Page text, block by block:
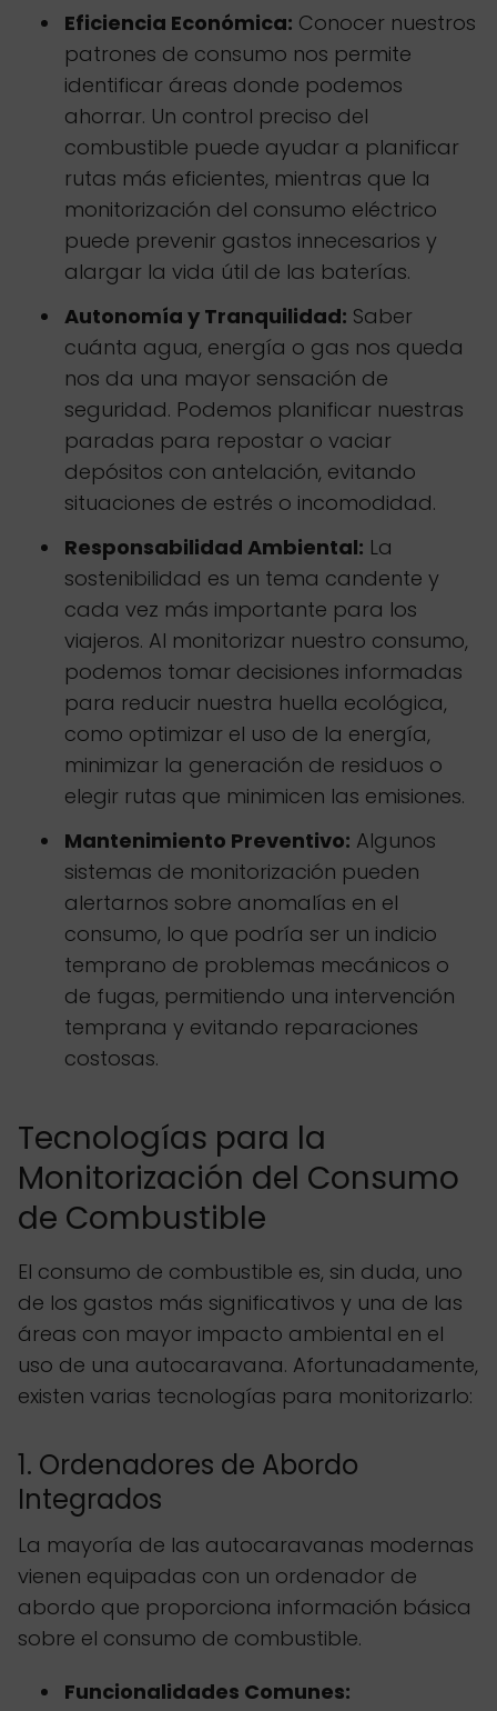
Eficiencia Económica: Conocer nuestros
patrones de consumo nos permite
identificar áreas donde podemos
ahorrar. Un control preciso del
combustible puede ayudar a planificar
rutas más eficientes, mientras que la
monitorización del consumo eléctrico
puede prevenir gastos innecesarios y
alargar la vida útil de las baterías.
Autonomía y Tranquilidad: Saber
cuánta agua, energía o gas nos queda
nos da una mayor sensación de
seguridad. Podemos planificar nuestras
paradas para repostar o vaciar
depósitos con antelación, evitando
situaciones de estrés o incomodidad.
Responsabilidad Ambiental: La
sostenibilidad es un tema candente y
cada vez más importante para los
viajeros. Al monitorizar nuestro consumo,
podemos tomar decisiones informadas
para reducir nuestra huella ecológica,
como optimizar el uso de la energía,
minimizar la generación de residuos o
elegir rutas que minimicen las emisiones.
Mantenimiento Preventivo: Algunos
sistemas de monitorización pueden
alertarnos sobre anomalías en el
consumo, lo que podría ser un indicio
temprano de problemas mecánicos o
de fugas, permitiendo una intervención
temprana y evitando reparaciones
costosas.
Tecnologías para la
Monitorización del Consumo
de Combustible
El consumo de combustible es, sin duda, uno
de los gastos más significativos y una de las
áreas con mayor impacto ambiental en el
uso de una autocaravana. Afortunadamente,
existen varias tecnologías para monitorizarlo:
1. Ordenadores de Abordo
Integrados
La mayoría de las autocaravanas modernas
vienen equipadas con un ordenador de
abordo que proporciona información básica
sobre el consumo de combustible.
Funcionalidades Comunes: